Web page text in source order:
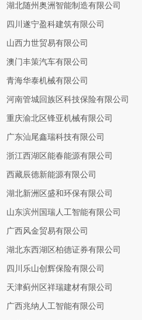
湖北随州奥洲智能制造有限公司
四川遂宁盈科建筑有限公司
山西力世贸易有限公司
澳门丰策汽车有限公司
青海华泰机械有限公司
河南管城回族区科技保险有限公司
重庆渝北区锋亚机械有限公司
广东汕尾鑫瑞科技有限公司
浙江西湖区能春能源有限公司
西藏辰德新能源有限公司
湖北新洲区盛和环保有限公司
山东滨州国瑞人工智能有限公司
广西风金贸易有限公司
湖北东西湖区柏德证券有限公司
四川乐山创辉保险有限公司
天津蓟州区祥瑞建材有限公司
广西兆纳人工智能有限公司